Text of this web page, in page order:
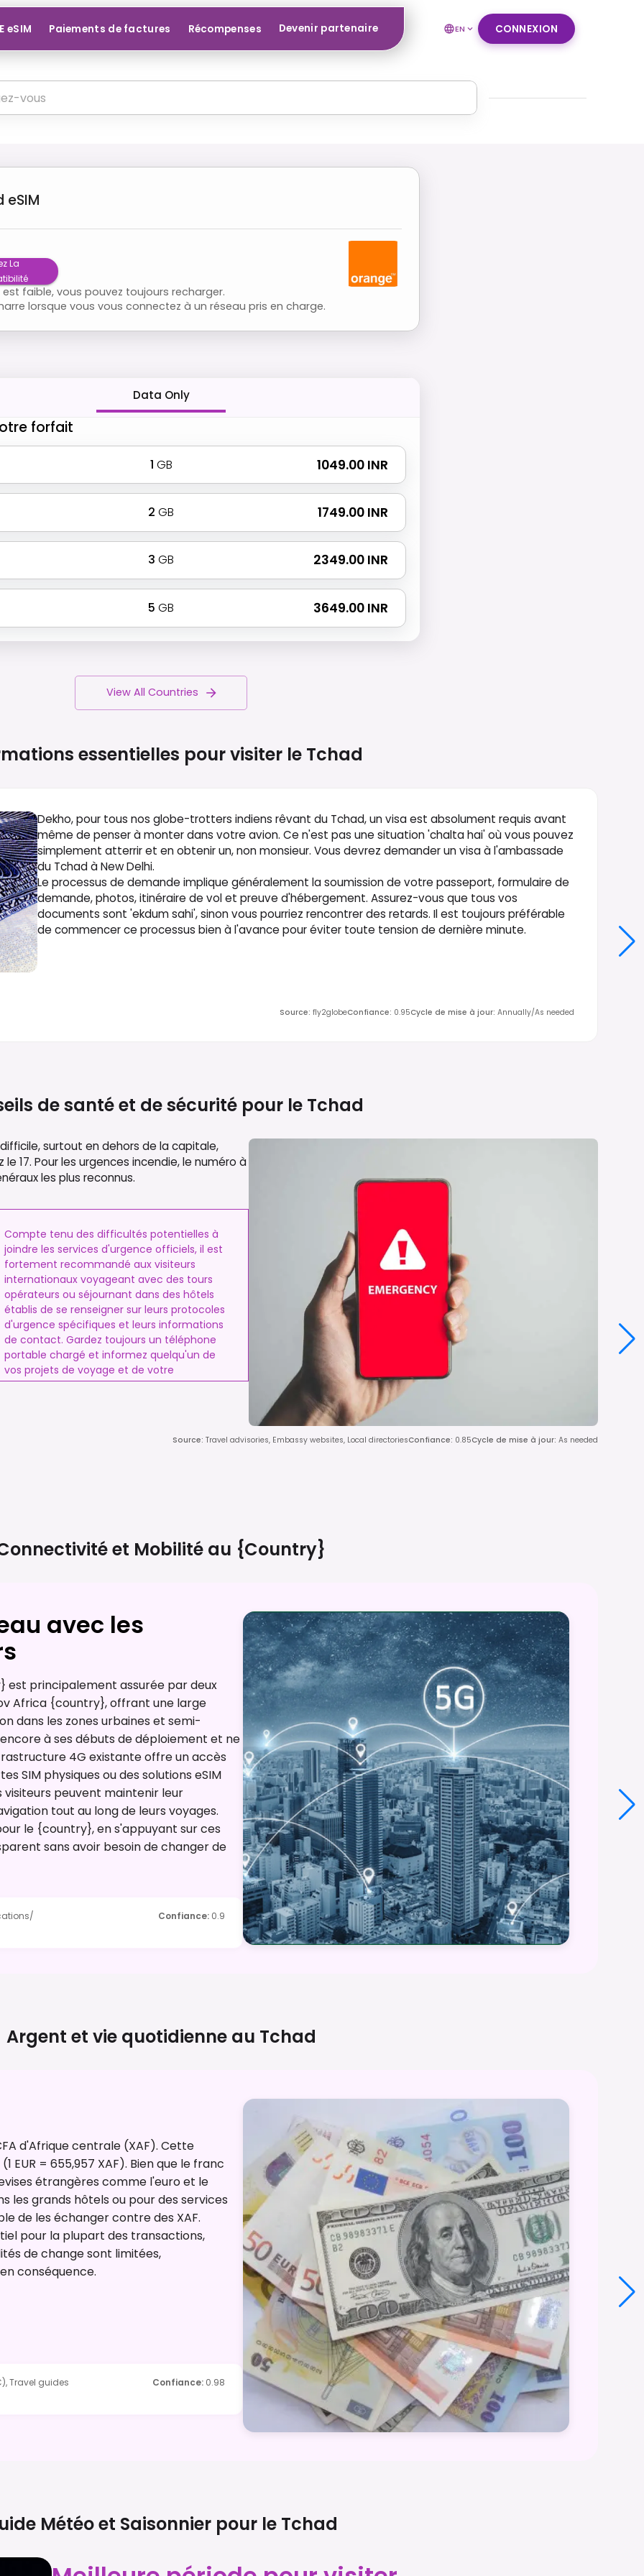
eSIM Paiements de factures Récompenses Devenir partenaire EN CONNEXION
eSIM
La
est faible, vous pouvez toujours recharger.
lorsque vous vous connectez à un réseau pris en charge.
Data Only
forfait
1 GB ₹ 1049.00 INR
2 GB ₹ 1749.00 INR
3 GB ₹ 2349.00 INR
5 GB ₹ 3649.00 INR
View All Countries
essentielles pour visiter le Tchad
Dekho, pour tous nos globe-trotters indiens rêvant du Tchad, un visa est absolument requis avant
même de penser à monter dans votre avion. Ce n'est pas une situation 'chalta hai' où vous pouvez
simplement atterrir et en obtenir un, non monsieur. Vous devrez demander un visa à l'ambassade
du Tchad à New Delhi.
Le processus de demande implique généralement la soumission de votre passeport, formulaire de
demande, photos, itinéraire de vol et preuve d'hébergement. Assurez-vous que tous vos
documents sont 'ekdum sahi', sinon vous pourriez rencontrer des retards. Il est toujours préférable
de commencer ce processus bien à l'avance pour éviter toute tension de dernière minute.
Source: fly2globeConfiance: 0.95Cycle de mise à jour: Annually/As needed
de santé et de sécurité pour le Tchad
surtout en dehors de la capitale,
17. Pour les urgences incendie, le numéro à
les plus reconnus.
Compte tenu des difficultés potentielles à
joindre les services d'urgence officiels, il est
fortement recommandé aux visiteurs
internationaux voyageant avec des tours
opérateurs ou séjournant dans des hôtels
établis de se renseigner sur leurs protocoles
d'urgence spécifiques et leurs informations
de contact. Gardez toujours un téléphone
portable chargé et informez quelqu'un de
vos projets de voyage et de votre
localisation.
Source: Travel advisories, Embassy websites, Local directoriesConfiance: 0.85Cycle de mise à jour: As needed
et Mobilité au {country}
avec les
est principalement assurée par deux
Africa {country}, offrant une large
dans les zones urbaines et semi-
à ses débuts de déploiement et ne
4G existante offre un accès
SIM physiques ou des solutions eSIM
visiteurs peuvent maintenir leur
tout au long de leurs voyages.
le {country}, en s'appuyant sur ces
sans avoir besoin de changer de
Confiance: 0.9
Argent et vie quotidienne au Tchad
d'Afrique centrale (XAF). Cette
EUR = 655,957 XAF). Bien que le franc
étrangères comme l'euro et le
les grands hôtels ou pour des services
de les échanger contre des XAF.
pour la plupart des transactions,
de change sont limitées,
conséquence.
Travel guides Confiance: 0.98
Météo et Saisonnier pour le Tchad